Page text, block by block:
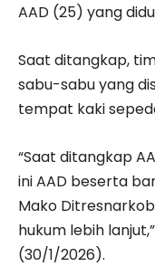
AAD (25) yang
Saat ditangkap,
sabu-sabu yang
tempat kaki
“Saat ditangkap
ini AAD beserta
Mako
hukum lebih
(30/1/2026).